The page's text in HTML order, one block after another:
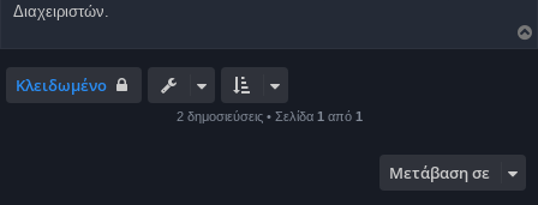
Διαχειριστών.
Κλειδωμένο
2 δημοσιεύσεις • Σελίδα 1 από 1
Μετάβαση σε